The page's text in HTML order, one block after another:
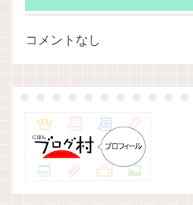
コメントなし